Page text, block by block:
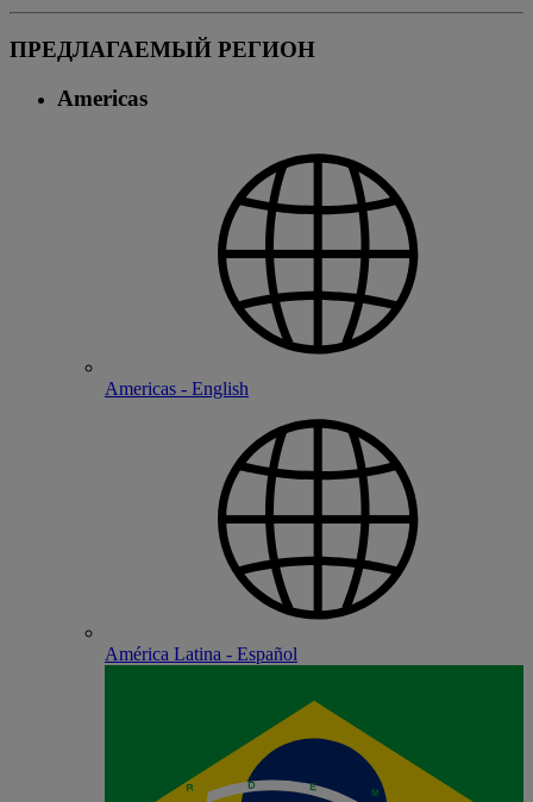
ПРЕДЛАГАЕМЫЙ РЕГИОН
Americas
Americas - English
América Latina - Español